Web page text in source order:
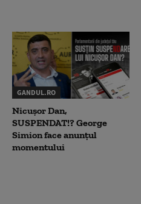
GANDUL.RO
Nicușor Dan,
SUSPENDAT!? George
Simion face anunțul
momentului